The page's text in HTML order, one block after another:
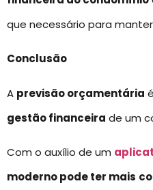
que necessário para
Conclusão
A previsão orçamentária
gestão financeira de um
Com o auxílio de um
moderno pode ter mais